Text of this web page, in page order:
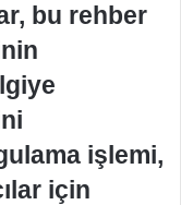
bu rehber
işlemi,
için